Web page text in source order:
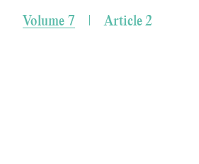
Volume 7 Article 2